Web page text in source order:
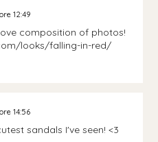
12:49
composition of photos!
looks/falling-in-red/
14:56
sandals I've seen! <3